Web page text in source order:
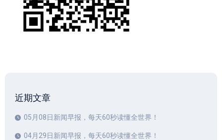
近期文章
05月08日新闻早报，每天60秒读懂全世界！
04月29日新闻早报，每天60秒读懂全世界！